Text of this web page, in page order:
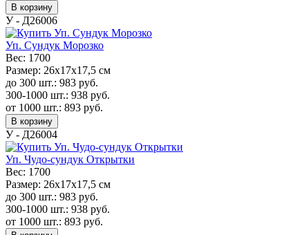
В корзину
У - Д26006
Уп. Сундук Морозко
Вес: 1700
Размер: 26х17х17,5 см
до 300 шт.: 983 руб.
300-1000 шт.: 938 руб.
от 1000 шт.: 893 руб.
В корзину
У - Д26004
Уп. Чудо-сундук Открытки
Вес: 1700
Размер: 26х17х17,5 см
до 300 шт.: 983 руб.
300-1000 шт.: 938 руб.
от 1000 шт.: 893 руб.